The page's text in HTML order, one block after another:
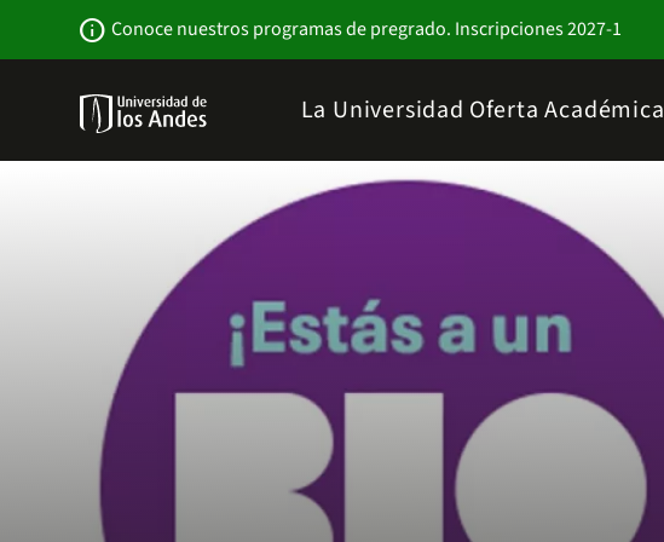
info Conoce nuestros programas de pregrado. Inscripciones 2027-1
Institucional
La Universidad Oferta Académica